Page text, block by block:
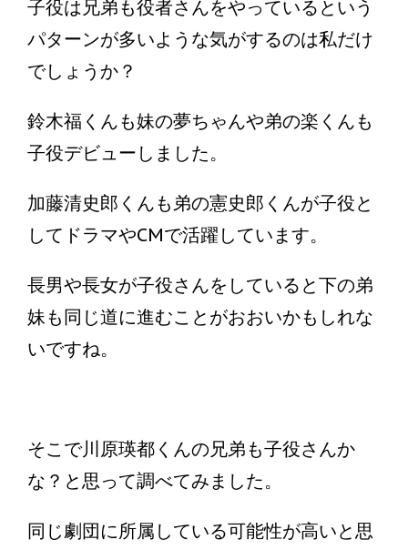
子役は兄弟も役者さんをやっているという
パターンが多いような気がするのは私だけ
でしょうか？
鈴木福くんも妹の夢ちゃんや弟の楽くんも
子役デビューしました。
加藤清史郎くんも弟の憲史郎くんが子役と
してドラマやCMで活躍しています。
長男や長女が子役さんをしていると下の弟
妹も同じ道に進むことがおおいかもしれな
いですね。
そこで川原瑛都くんの兄弟も子役さんか
な？と思って調べてみました。
同じ劇団に所属している可能性が高いと思